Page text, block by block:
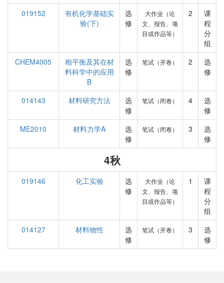
019152
有机化学基础实
验(下)
选
修
大作业（论
文、报告、项
目或作品等）
2
课
程
分
组
CHEM4005
相平衡及其在材
料科学中的应用
B
选
修
笔试（开卷） 2
选
修
014143 材料研究方法
选
修
笔试（闭卷） 4
选
修
ME2010
材料力学A
选
修
笔试（闭卷） 3
选
修
4秋
019146 化工实验
选
修
大作业（论
文、报告、项
目或作品等）
1
课
程
分
组
014127
材料物性
选
修
笔试（开卷） 3
选
修